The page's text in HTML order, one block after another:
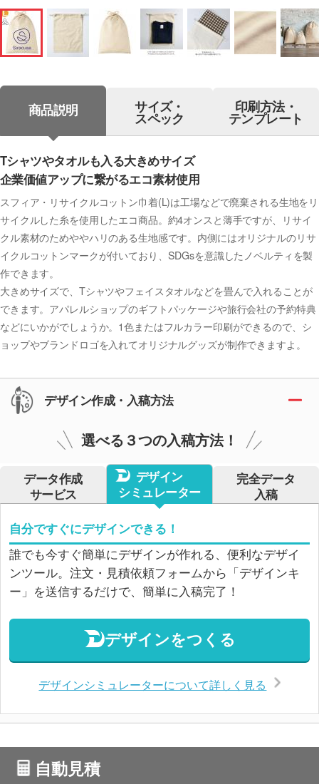
商品説明 サイズ・
スペック
印刷方法・
テンプレート
Tシャツやタオルも入る大きめサイズ
企業価値アップに繋がるエコ素材使用
スフィア・リサイクルコットン巾着(L)は工場などで廃棄される生地をリ
サイクルした糸を使用したエコ商品。約4オンスと薄手ですが、リサイ
クル素材のためややハリのある生地感です。内側にはオリジナルのリサ
イクルコットンマークが付いており、SDGsを意識したノベルティを製
作できます。
大きめサイズで、Tシャツやフェイスタオルなどを畳んで入れることが
できます。アパレルショップのギフトパッケージや旅行会社の予約特典
などにいかがでしょうか。1色またはフルカラー印刷ができるので、シ
ョップやブランドロゴを入れてオリジナルグッズが制作できますよ。
デザイン作成・入稿方法
選べる３つの入稿方法！
データ作成
サービス
デザイン
シミュレーター
完全データ
入稿
自分ですぐにデザインできる！
誰でも今すぐ簡単にデザインが作れる、便利なデザイ
ンツール。注文・見積依頼フォームから「デザインキ
ー」を送信するだけで、簡単に入稿完了！
デザインをつくる
デザインシミュレーターについて詳しく見る
自動見積